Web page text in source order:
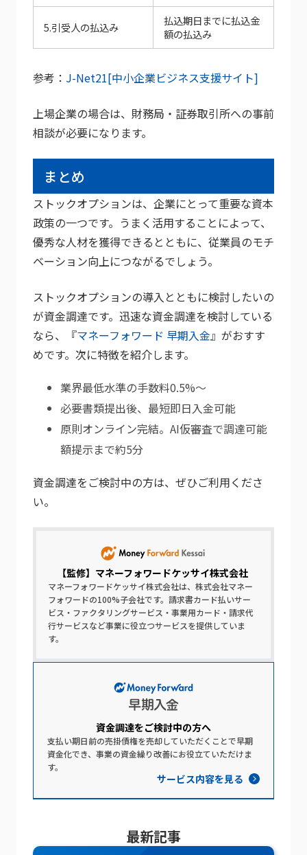
5.引受人の払込み
払込期日までに払込金
額の払込み
参考： J-Net21[中小企業ビジネス支援サイト]
上場企業の場合は、財務局・証券取引所への事前
相談が必要になります。
まとめ
ストックオプションは、企業にとって重要な資本
政策の一つです。うまく活用することによって、
優秀な人材を獲得できるとともに、従業員のモチ
ベーション向上につながるでしょう。
ストックオプションの導入とともに検討したいの
が資金調達です。迅速な資金調達を検討している
なら、『マネーフォワード 早期入金』がおすす
めです。次に特徴を紹介します。
業界最低水準の手数料0.5%～
必要書類提出後、最短即日入金可能
原則オンライン完結。AI仮審査で調達可能
額提示まで約5分
資金調達をご検討中の方は、ぜひご利用くださ
い。
【監修】 マネーフォワードケッサイ株式会社
マネーフォワードケッサイ株式会社は、株式会社マネー
フォワードの100%子会社です。請求書カード払いサー
ビス・ファクタリングサービス・事業用カード・請求代
行サービスなど事業に役立つサービスを提供していま
す。
資金調達を​ご検討中の​方​へ​
支払い期日前の売掛債権を売却していただくことで早期
資金化でき、事業の資金繰り改善にお役立ていただけま
す。
サービス内容を見る
最新記事